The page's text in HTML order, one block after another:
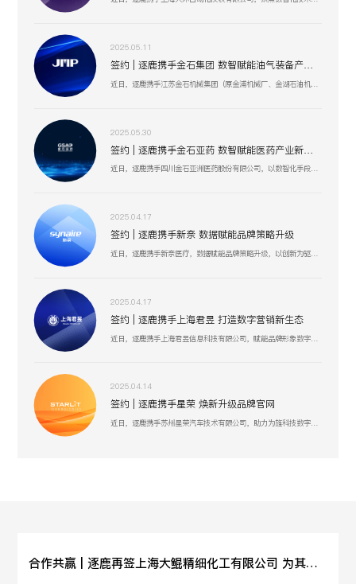
2025.05.11
签约 | 逐鹿携手金石集团 数智赋能油气装备产业升级
近日，逐鹿携手江苏金石机械集团（原金浦机械厂、金湖石油机械有限公司 ），以数智化技术为引擎，聚焦油气装备产业创新升级，助力金石集团在研发、生产、服务全流程提效，驱动高压油气井口装备等业务开启数智化增长新篇 。
2025.05.30
签约 | 逐鹿携手金石亚药 数智赋能医药产业新增长
近日，逐鹿携手四川金石亚洲医药股份有限公司，以数智化手段赋能医药产业升级，聚焦创新驱动与价值深挖，助力金石亚药在医药健康、新材料及机械设备等业务板块，开启高效增长、精准运营的全新阶段 。
2025.04.17
签约 | 逐鹿携手新奈 数据赋能品牌策略升级
近日，逐鹿携手新奈医疗，数据赋能品牌策略升级，以创新为驱动，以用户为中心，助力其开启品牌增长新纪元。
2025.04.17
签约 | 逐鹿携手上海君昱 打造数字营销新生态
2025.04.14
签约 | 逐鹿携手星荣 焕新升级品牌官网
近日，逐鹿携手苏州星荣汽车技术有限公司，助力为旌科技数字化官网平台全面升级，赋能品牌形象数字化，以全新形象为品牌营销赋能。
合作共赢 | 逐鹿再签上海大鲲精细化工有限公司 为其设计开发官方网站